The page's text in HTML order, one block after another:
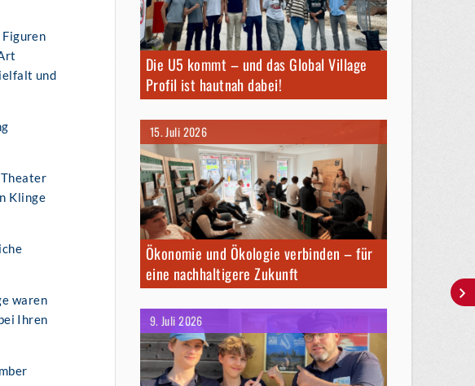
und
Klinge
waren
Ihren
Die U5 kommt – und das Global Village
Profil ist hautnah dabei!
15. Juli 2026
Ökonomie und Ökologie verbinden – für
eine nachhaltigere Zukunft
9. Juli 2026